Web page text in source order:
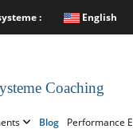
: English
Coaching
Blog Performance